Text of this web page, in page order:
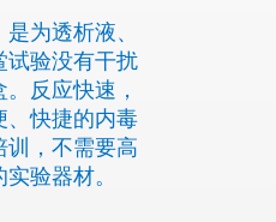
为透析液、
试验没有干扰
反应快速，
、快捷的内毒
训，不需要高
验器材。